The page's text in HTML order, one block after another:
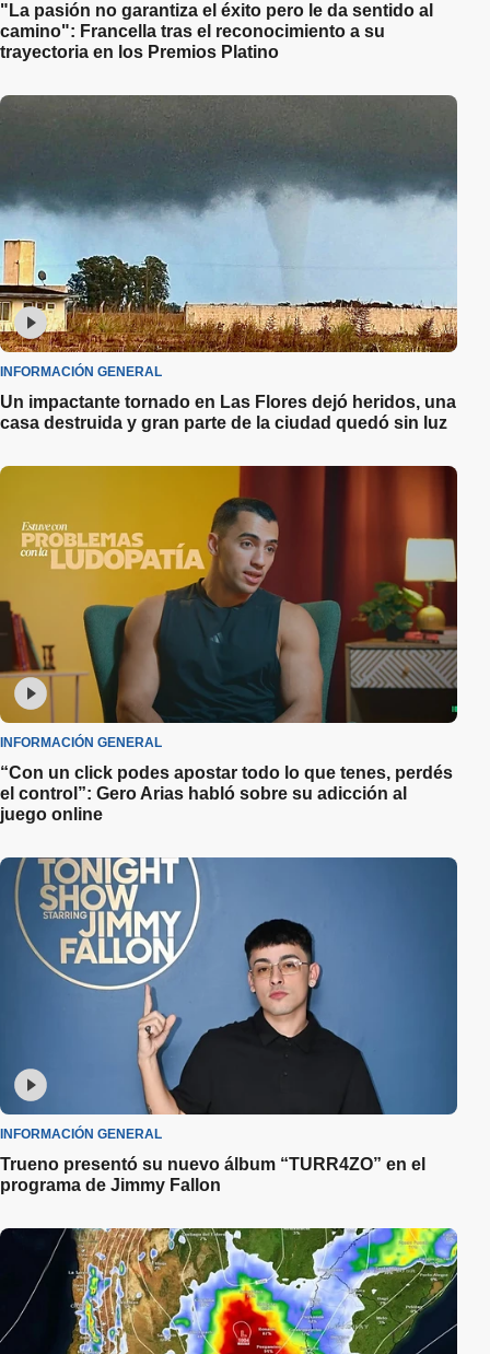
"La pasión no garantiza el éxito pero le da sentido al
camino": Francella tras el reconocimiento a su
trayectoria en los Premios Platino
INFORMACIÓN GENERAL
Un impactante tornado en Las Flores dejó heridos, una
casa destruida y gran parte de la ciudad quedó sin luz
INFORMACIÓN GENERAL
“Con un click podes apostar todo lo que tenes, perdés
el control”: Gero Arias habló sobre su adicción al
juego online
INFORMACIÓN GENERAL
Trueno presentó su nuevo álbum “TURR4ZO” en el
programa de Jimmy Fallon